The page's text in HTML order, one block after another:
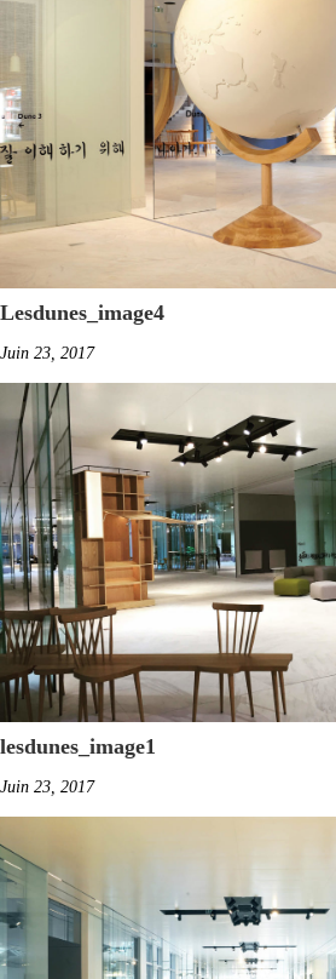
Lesdunes_image4
Juin 23, 2017
lesdunes_image1
Juin 23, 2017